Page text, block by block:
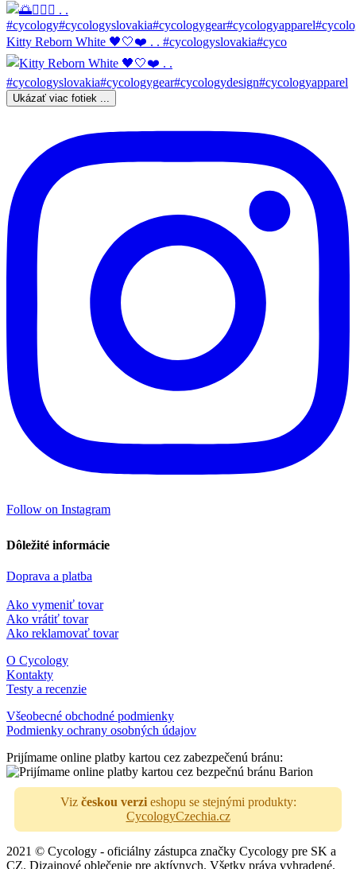
Kitty Reborn White 🖤🤍❤️ . . #cycologyslovakia#cyco
Ukázať viac fotiek ...
Follow on Instagram
Dôležité informácie
Doprava a platba
Ako vymeniť tovar
Ako vrátiť tovar
Ako reklamovať tovar
O Cycology
Kontakty
Testy a recenzie
Všeobecné obchodné podmienky
Podmienky ochrany osobných údajov
Prijímame online platby kartou cez zabezpečenú bránu:
Viz českou verzieshopu se stejnými produkty:
CycologyCzechia.cz
2021 © Cycology - oficiálny zástupca značky Cycology pre SK a
CZ. Dizajnové oblečenie pre aktívnych. Všetky práva vyhradené.